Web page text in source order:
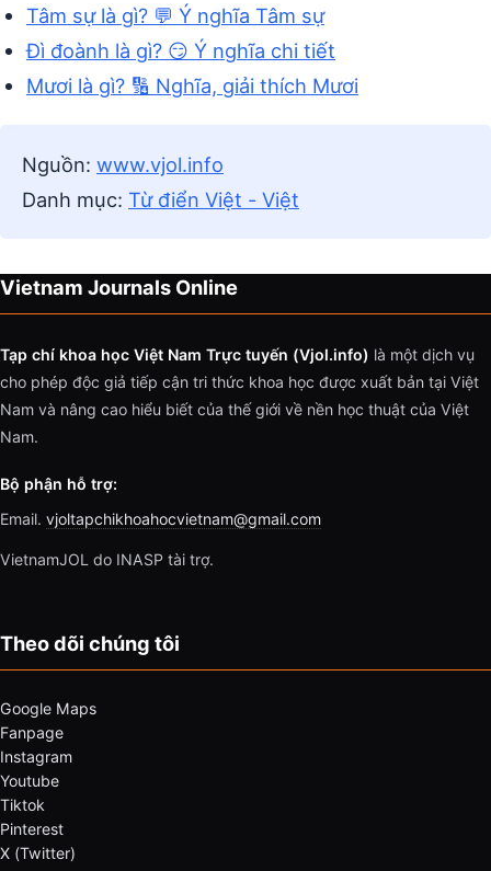
Tâm sự là gì? 💬 Ý nghĩa Tâm sự
Đì đoành là gì? 😏 Ý nghĩa chi tiết
Mươi là gì? 🔢 Nghĩa, giải thích Mươi
Nguồn: www.vjol.info
Danh mục: Từ điển Việt - Việt
Vietnam Journals Online
Tạp chí khoa học Việt Nam Trực tuyến (Vjol.info) là một dịch vụ
cho phép độc giả tiếp cận tri thức khoa học được xuất bản tại Việt
Nam và nâng cao hiểu biết của thế giới về nền học thuật của Việt
Nam.
Bộ phận hỗ trợ:
Email. vjoltapchikhoahocvietnam@gmail.com
VietnamJOL do INASP tài trợ.
Theo dõi chúng tôi
Google Maps
Fanpage
Instagram
Youtube
Tiktok
Pinterest
X (Twitter)